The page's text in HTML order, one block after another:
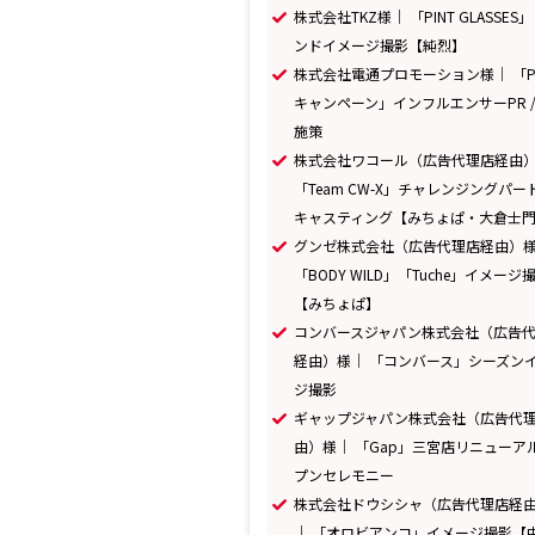
株式会社TKZ様｜ 「PINT GLASSES
ンドイメージ撮影【純烈】
株式会社電通プロモーション様｜ 「
キャンペーン」インフルエンサーPR
施策
株式会社ワコール（広告代理店経由
「Team CW-X」チャレンジングパー
キャスティング【みちょぱ・大倉士
グンゼ株式会社（広告代理店経由）
「BODY WILD」「Tuche」イメージ
【みちょぱ】
コンバースジャパン株式会社（広告
経由）様｜ 「コンバース」シーズン
ジ撮影
ギャップジャパン株式会社（広告代
由）様｜ 「Gap」三宮店リニューア
プンセレモニー
株式会社ドウシシャ（広告代理店経